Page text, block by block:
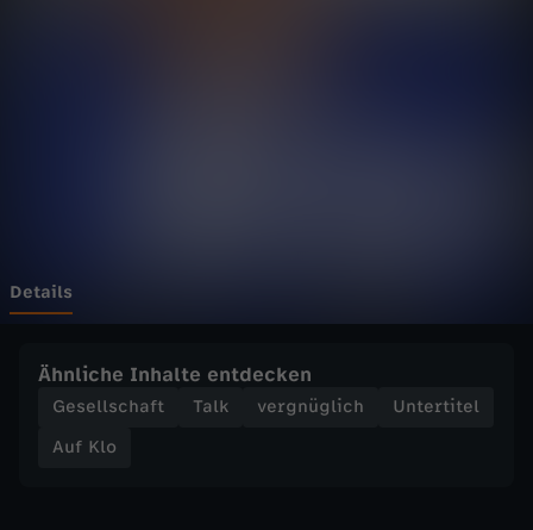
d
r
Details
Ähnliche Inhalte entdecken
Gesellschaft Talk vergnüglich
Untertitel
Auf Klo